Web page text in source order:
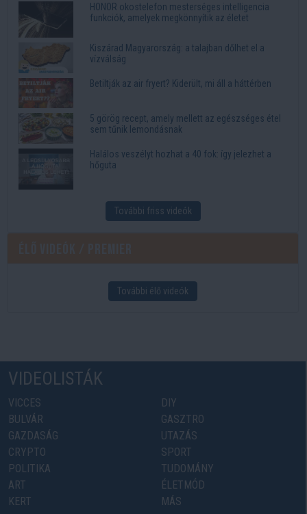
HONOR okostelefon mesterséges intelligencia
funkciók, amelyek megkönnyítik az életet
Kiszárad Magyarország: a talajban dőlhet el a
vízválság
Betiltják az air fryert? Kiderült, mi áll a háttérben
5 görög recept, amely mellett az egészséges étel
sem tűnik lemondásnak
Halálos veszélyt hozhat a 40 fok: így jelezhet a
hőguta
További friss videók
További élő videók
VIDEOLISTÁK
VICCES
BULVÁR
GAZDASÁG
CRYPTO
POLITIKA
ART
KERT
DIY
GASZTRO
UTAZÁS
SPORT
TUDOMÁNY
ÉLETMÓD
MÁS